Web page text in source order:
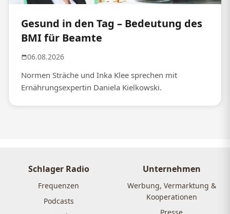
Gesund in den Tag – Bedeutung des
BMI für Beamte
06.08.2026
Normen Sträche und Inka Klee sprechen mit
Ernährungsexpertin Daniela Kielkowski.
Schlager Radio
Frequenzen
Podcasts
Unternehmen
Werbung, Vermarktung &
Kooperationen
Presse